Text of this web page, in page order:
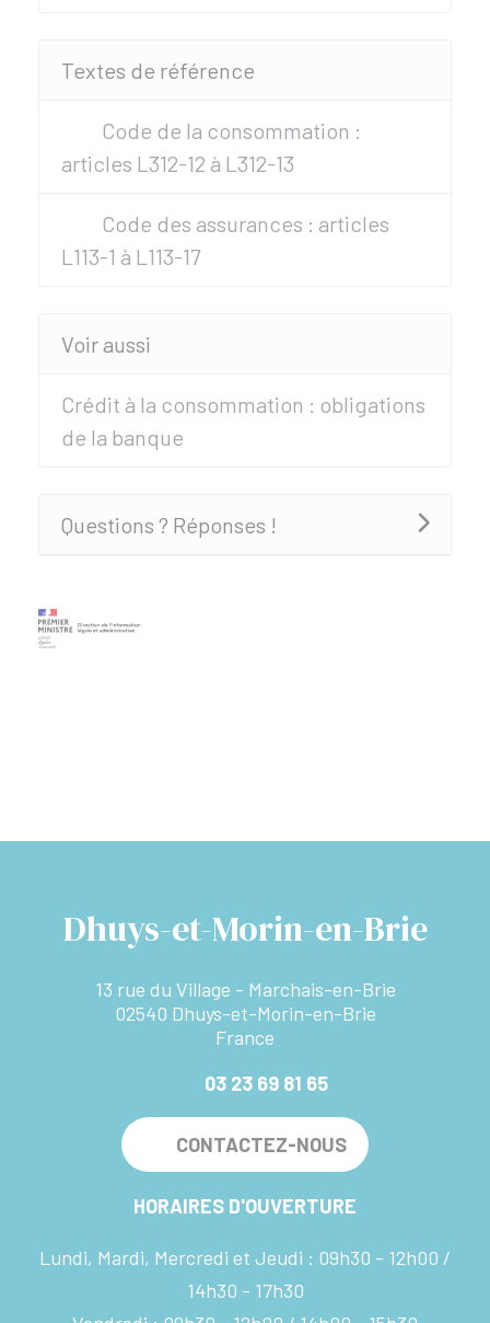
Textes de référence
Code de la consommation :
articles L312-12 à L312-13
Code des assurances : articles
L113-1 à L113-17
Voir aussi
Crédit à la consommation : obligations
de la banque
Questions ? Réponses !
Dhuys-et-Morin-en-Brie
13 rue du Village - Marchais-en-Brie
02540 Dhuys-et-Morin-en-Brie
France
03 23 69 81 65
CONTACTEZ-NOUS
HORAIRES D'OUVERTURE
Lundi, Mardi, Mercredi et Jeudi : 09h30 - 12h00
14h30 - 17h30